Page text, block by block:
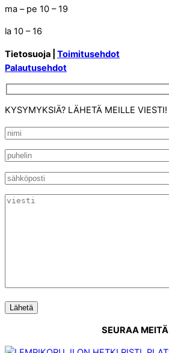
ma – pe 10 – 19
la 10 – 16
Tietosuoja | Toimitusehdot
Palautusehdot
KYSYMYKSIÄ? LÄHETÄ MEILLE VIESTI!
SEURAA MEITÄ